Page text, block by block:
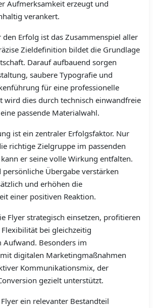
Aufmerksamkeit erzeugt und
verankert.
den Erfolg ist das Zusammenspiel aller
Zieldefinition bildet die Grundlage
Darauf aufbauend sorgen
saubere Typografie und
für eine professionelle
wird dies durch technisch einwandfreie
passende Materialwahl.
ist ein zentraler Erfolgsfaktor. Nur
richtige Zielgruppe im passenden
er seine volle Wirkung entfalten.
persönliche Übergabe verstärken
und erhöhen die
einer positiven Reaktion.
Flyer strategisch einsetzen, profitieren
bei gleichzeitig
Aufwand. Besonders im
digitalen Marketingmaßnahmen
Kommunikationsmix, der
gezielt unterstützt.
ein relevanter Bestandteil